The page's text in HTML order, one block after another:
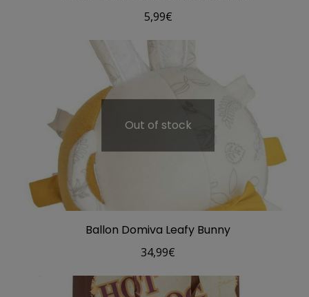
5,99€
Out of stock
Ballon Domiva Leafy Bunny
34,99€